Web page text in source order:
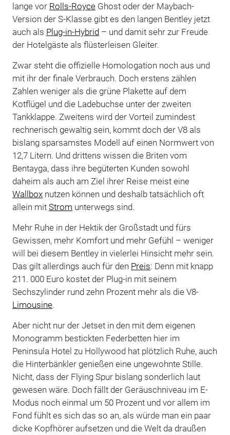
lange vor Rolls-RoyceGhost oder der Maybach-
Version der S-Klasse gibt es den langen Bentley jetzt
auch als Plug-in-Hybrid– und damit sehr zur Freude
der Hotelgäste als flüsterleisen Gleiter.
Zwar steht die offizielle Homologation noch aus und
mit ihr der finale Verbrauch. Doch erstens zählen
Zahlen weniger als die grüne Plakette auf dem
Kotflügel und die Ladebuchse unter der zweiten
Tankklappe. Zweitens wird der Vorteil zumindest
rechnerisch gewaltig sein, kommt doch der V8 als
bislang sparsamstes Modell auf einen Normwert von
12,7 Litern. Und drittens wissen die Briten vom
Bentayga, dass ihre begüterten Kunden sowohl
daheim als auch am Ziel ihrer Reise meist eine
Wallboxnutzen können und deshalb tatsächlich oft
allein mit Strom unterwegs sind.
Mehr Ruhe in der Hektik der Großstadt und fürs
Gewissen, mehr Komfort und mehr Gefühl – weniger
will bei diesem Bentley in vielerlei Hinsicht mehr sein.
Das gilt allerdings auch für den Preis: Denn mit knapp
211. 000 Euro kostet der Plug-in mit seinem
Sechszylinder rund zehn Prozent mehr als die V8-
Limousine.
Aber nicht nur der Jetset in den mit dem eigenen
Monogramm bestickten Federbetten hier im
Peninsula Hotel zu Hollywood hat plötzlich Ruhe, auch
die Hinterbänkler genießen eine ungewohnte Stille.
Nicht, dass der Flying Spur bislang sonderlich laut
gewesen wäre. Doch fällt der Geräuschniveau im E-
Modus noch einmal um 50 Prozent und vor allem im
Fond fühlt es sich das so an, als würde man ein paar
dicke Kopfhörer aufsetzen und die Welt da draußen